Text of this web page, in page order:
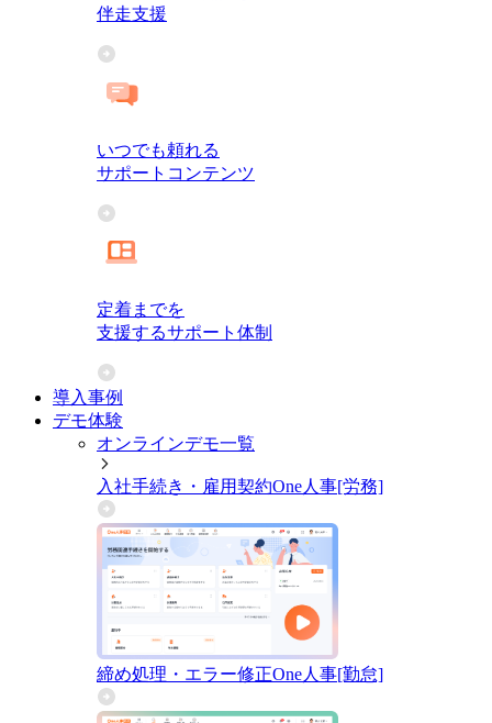
伴走支援
いつでも頼れる
サポートコンテンツ
定着までを
支援するサポート体制
導入事例
デモ体験
オンラインデモ一覧
入社手続き・雇用契約One人事[労務]
締め処理・エラー修正One人事[勤怠]